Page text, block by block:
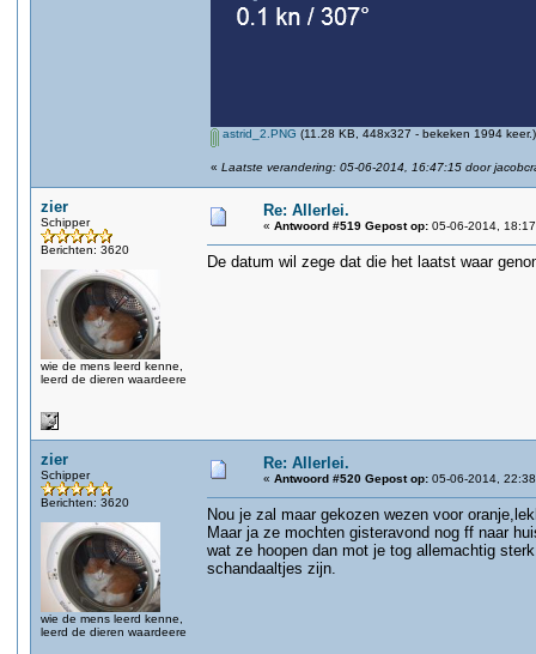
astrid_2.PNG (11.28 KB, 448x327 - bekeken 1994 keer.)
« Laatste verandering: 05-06-2014, 16:47:15 door
zier
Schipper
Berichten: 3620
wie de mens leerd kenne,
leerd de dieren waardeere
Re: Allerlei.
« Antwoord #519 Gepost op: 05-06-2014,
De datum wil zege dat die het laatst waar
zier
Schipper
Berichten: 3620
wie de mens leerd kenne,
leerd de dieren waardeere
Re: Allerlei.
« Antwoord #520 Gepost op: 05-06-2014,
Nou je zal maar gekozen wezen voor
Maar ja ze mochten gisteravond nog ff naar
wat ze hoopen dan mot je tog allemachtig
schandaaltjes zijn.